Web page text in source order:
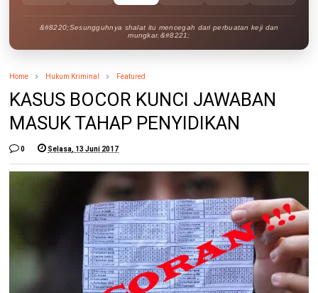
&#8220;Sesungguhnya shalat itu mencegah dari perbuatan keji dan
mungkar.&#8221;
Home Hukum Kriminal Featured
KASUS BOCOR KUNCI JAWABAN
MASUK TAHAP PENYIDIKAN
0 Selasa, 13 Juni 2017